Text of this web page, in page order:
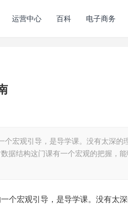
运营中心 百科 电子商务
宏观引导，是导学课。没有太深的
据结构这门课有一个宏观的把握，
个宏观引导，是导学课。没有太